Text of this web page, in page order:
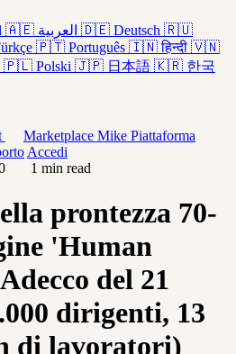
🇦🇪 العربية 🇩🇪 Deutsch 🇷🇺
🇵🇹 Português 🇮🇳 हिन्दी 🇻🇳
🇵🇱 Polski 🇯🇵 日本語 🇰🇷 한국
Marketplace Mike Piattaforma
Accedi
1 min read
prontezza 70-
'Human
del 21
dirigenti, 13
di lavoratori)